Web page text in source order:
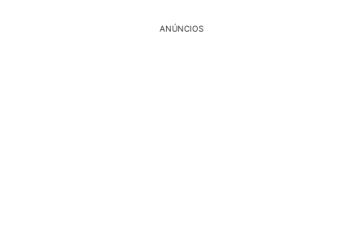
ANÚNCIOS